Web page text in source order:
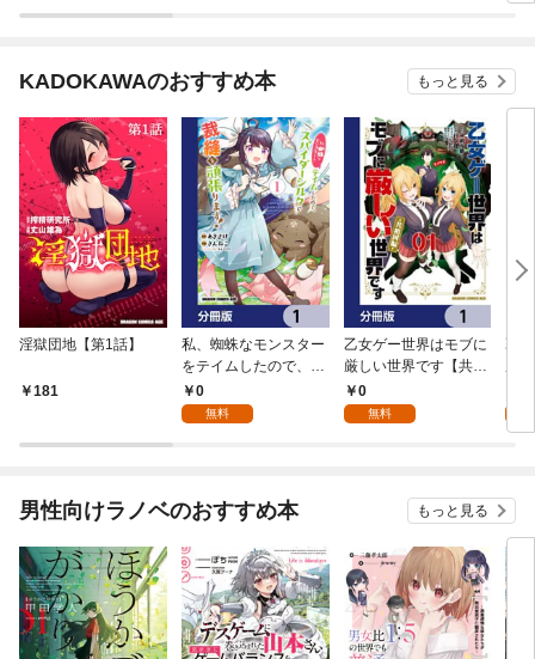
KADOKAWAのおすすめ本 もっと見る
淫獄団地【第1話】
181
私、蜘蛛なモンスター
をテイムしたので、ス
パイダーシルクで裁縫
を頑張ります！【分冊
0
無料
乙女ゲー世界はモブに
厳しい世界です【共和
国編】【分冊版】 1
0
無料
乙
男性向けラノベのおすすめ本 もっと見る